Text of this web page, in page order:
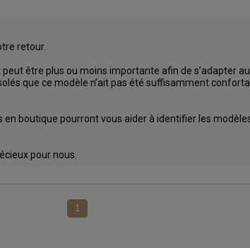
retour.
peut être plus ou moins importante afin de s’adapter
que ce modèle n’ait pas été suffisamment
en boutique pourront vous aider à identifier les
pour nous.
1